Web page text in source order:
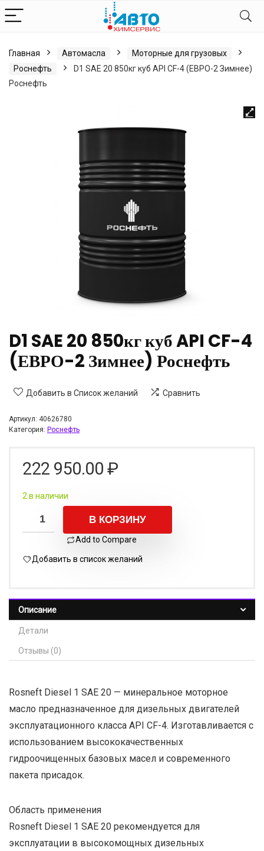
Главная Автомасла
Моторные для грузовых
Роснефть
D1 SAE 20 850кг куб API CF-4 (ЕВРО-2 Зимнее)
Роснефть
D1 SAE 20 850кг куб API CF-4
(ЕВРО-2 Зимнее) Роснефть
Добавить в Список желаний Сравнить
Артикул: 40626780
Категория: Роснефть
222 950.00 ₽
2 в наличии
В КОРЗИНУ
Add to Compare
Добавить в список желаний
Описание
Детали
Отзывы (0)
Rosneft Diesel 1 SAE 20 — минеральное моторное
масло предназначенное для дизельных двигателей
эксплуатационного класса API CF-4. Изготавливается с
использованием высококачественных
гидроочищенных базовых масел и современного
пакета присадок.
Область применения
Rosneft Diesel 1 SAE 20 рекомендуется для
эксплуатации в высокомощных дизельных